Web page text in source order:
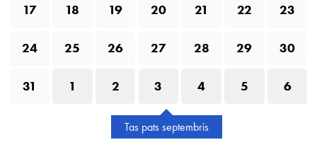
17 18 19 20 21 22 23
24 25 26 27 28 29 30
31 1 2 3 4 5 6
Tas pats septembris